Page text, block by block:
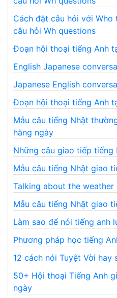
Cách đặt câu hỏi với
câu hỏi Wh questions
Đoạn hội thoại tiếng Anh
English Japanese
Japanese English
Đoạn hội thoại tiếng Anh
Mẫu câu tiếng Nhật
hằng ngày
Những câu giao tiếp tiếng
Mẫu câu tiếng Nhật giao
Talking about the weather
Mẫu câu tiếng Nhật giao
Làm sao để nói tiếng anh
Phương pháp học tiếng
12 cách nói Tuyệt Vời
50+ Hội thoại Tiếng Anh
ngày